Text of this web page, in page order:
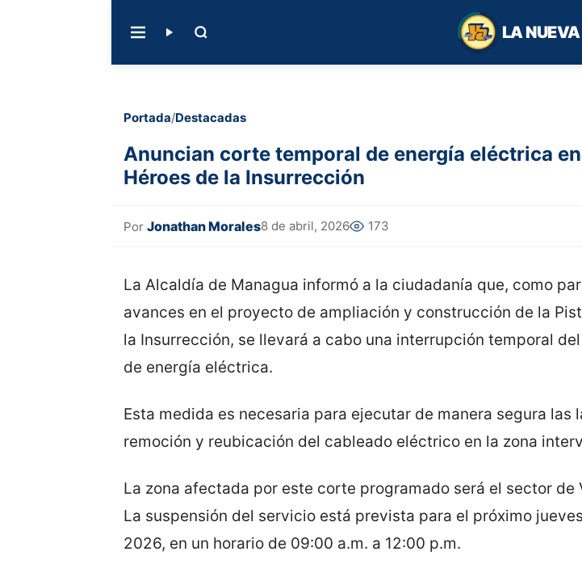
LA
Portada/Destacadas
Anuncian corte temporal de energía eléctrica
Héroes de la Insurrección
Por Jonathan Morales8 de abril, 2026 173
La Alcaldía de Managua informó a la ciudadanía que, como
avances en el proyecto de ampliación y construcción de la
la Insurrección, se llevará a cabo una interrupción temporal
de energía eléctrica.
Esta medida es necesaria para ejecutar de manera segura las
remoción y reubicación del cableado eléctrico en la zona
La zona afectada por este corte programado será el sector de
La suspensión del servicio está prevista para el próximo
2026, en un horario de 09:00 a.m. a 12:00 p.m.